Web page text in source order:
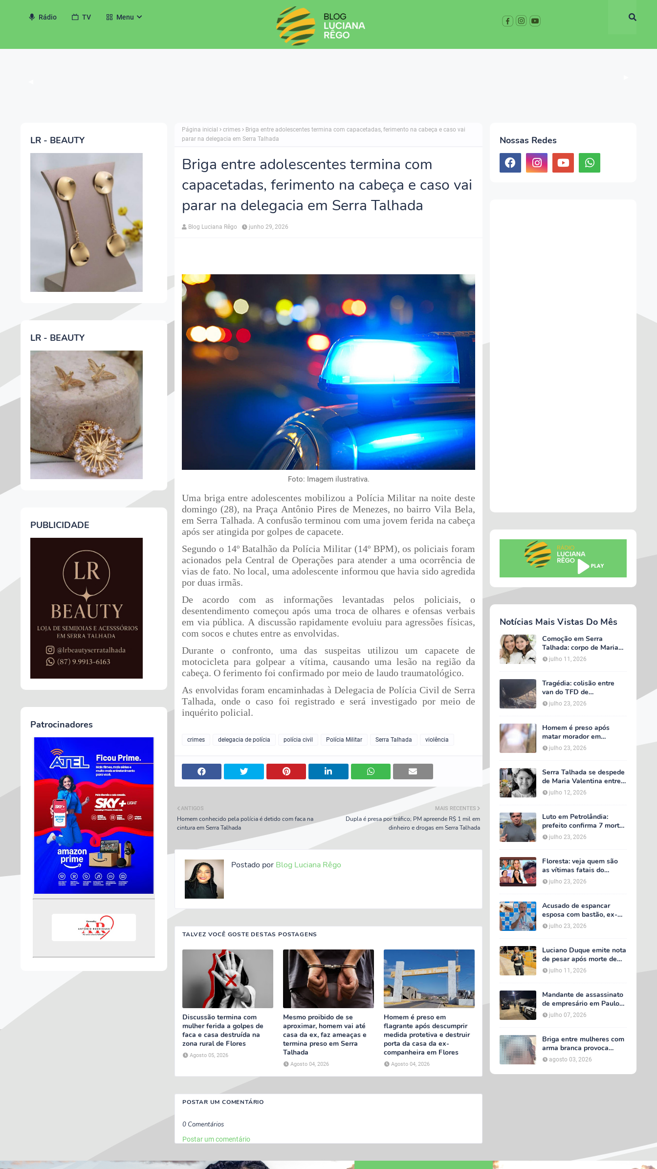
Rádio TV Menu
LR - BEAUTY
LR - BEAUTY
PUBLICIDADE
Patrocinadores
Página inicial crimes
Briga entre adolescentes termina com capacetadas, ferimento na cabeça e caso vai
parar na delegacia em Serra Talhada
Briga entre adolescentes termina com
capacetadas, ferimento na cabeça e caso vai
parar na delegacia em Serra Talhada
Blog Luciana Rêgo junho 29, 2026
Foto: Imagem ilustrativa.
Uma briga entre adolescentes mobilizou a Polícia Militar na noite deste
domingo (28), na Praça Antônio Pires de Menezes, no bairro Vila Bela,
em Serra Talhada. A confusão terminou com uma jovem ferida na cabeça
após ser atingida por golpes de capacete.
Segundo o 14º Batalhão da Polícia Militar (14º BPM), os policiais foram
acionados pela Central de Operações para atender a uma ocorrência de
vias de fato. No local, uma adolescente informou que havia sido agredida
por duas irmãs.
De acordo com as informações levantadas pelos policiais, o
desentendimento começou após uma troca de olhares e ofensas verbais
em via pública. A discussão rapidamente evoluiu para agressões físicas,
com socos e chutes entre as envolvidas.
Durante o confronto, uma das suspeitas utilizou um capacete de
motocicleta para golpear a vítima, causando uma lesão na região da
cabeça. O ferimento foi confirmado por meio de laudo traumatológico.
As envolvidas foram encaminhadas à Delegacia de Polícia Civil de Serra
Talhada, onde o caso foi registrado e será investigado por meio de
inquérito policial.
crimes delegacia de polícia polícia civil Polícia Militar Serra Talhada violência
MAIS RECENTES
Dupla é presa por tráfico; PM apreende R$ 1 mil em
dinheiro e drogas em Serra Talhada
ANTIGOS
Homem conhecido pela polícia é detido com faca na
cintura em Serra Talhada
Postado por Blog Luciana Rêgo
TALVEZ VOCÊ GOSTE DESTAS POSTAGENS
Discussão termina com
mulher ferida a golpes de
faca e casa destruída na
zona rural de Flores
Agosto 05, 2026
Mesmo proibido de se
aproximar, homem vai até
casa da ex, faz ameaças e
termina preso em Serra
Talhada
Agosto 04, 2026
Homem é preso em
flagrante após descumprir
medida protetiva e destruir
porta da casa da ex-
companheira em Flores
Agosto 04, 2026
POSTAR UM COMENTÁRIO
0 Comentários
Postar um comentário
Nossas Redes
Notícias Mais Vistas Do Mês
Comoção em Serra
Talhada: corpo de Maria
Valentina é liberado e
velório começa às 5h
julho 11, 2026
Tragédia: colisão entre
van do TFD de
Petrolândia e caminhão
deixa sete mortos em
julho 23, 2026
Homem é preso após
matar morador em
situação de rua e espalhar
sal sobre o corpo em
julho 23, 2026
Serra Talhada se despede
de Maria Valentina entre
lágrimas, louvores e uma
multidão que caminhou ao
julho 12, 2026
Luto em Petrolândia:
prefeito confirma 7 mortes
e 4 feridos em tragédia
com van do TFD e decreta
julho 23, 2026
Floresta: veja quem são
as vítimas fatais do
acidente entre van do TFD
e caminhão na PE-360
julho 23, 2026
Acusado de espancar
esposa com bastão, ex-
secretário de Calumbi
será julgado por tentativa
julho 23, 2026
Luciano Duque emite nota
de pesar após morte de
Maria Valentina; Márcia
Conrado decreta luto
Serra Talhada
julho 11, 2026
Mandante de assassinato
de empresário em Paulo
Afonso é preso em Serra
Talhada; suspeito
vítima
julho 07, 2026
Briga entre mulheres com
arma branca provoca
tumulto em loja no bairro
AABB, em Serra Talhada
agosto 03, 2026